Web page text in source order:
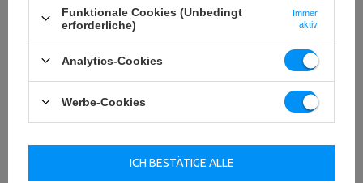
verschiedene Muskelpartien formen. Die Maschinen neuer
Semi-Pro Linie bieten eine präzise und breite Palette von
Einstellungen. Auf diese Art und Weise können sie an die
Trainingsbedürfnisse jedes Benutzers angepasst werden.
Die Geräte lassen sich einfach miteinander kombinieren –
so entstehen kompakte und komplette Sets für
fortgeschrittene Trainingseinheiten ausführen.
Funktionale Cookies (Unbedingt
erforderliche)
Immer
aktiv
Analytics-Cookies
Werbe-Cookies
ICH BESTÄTIGE ALLE